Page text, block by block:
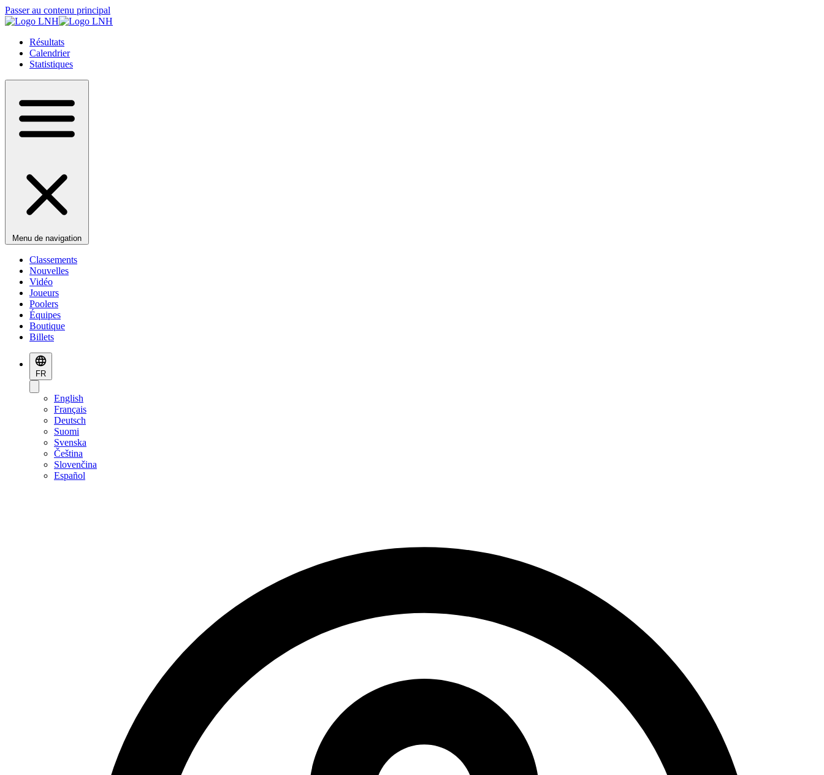
Passer au contenu principal
Résultats
Calendrier
Statistiques
Menu de navigation
Classements
Nouvelles
Vidéo
Joueurs
Poolers
Équipes
Boutique
Billets
FR
English
Français
Deutsch
Suomi
Svenska
Čeština
Slovenčina
Español